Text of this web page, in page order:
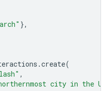
},
.create(
,
city in the